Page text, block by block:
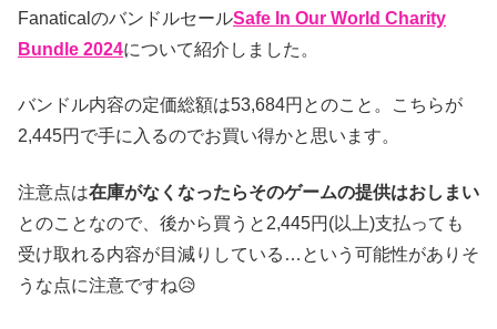
FanaticalのバンドルセールSafe In Our World Charity
Bundle 2024について紹介しました。
バンドル内容の定価総額は53,684円とのこと。こちらが
2,445円で手に入るのでお買い得かと思います。
注意点は在庫がなくなったらそのゲームの提供はおしまい
とのことなので、後から買うと2,445円(以上)支払っても
受け取れる内容が目減りしている…という可能性がありそ
うな点に注意ですね😥